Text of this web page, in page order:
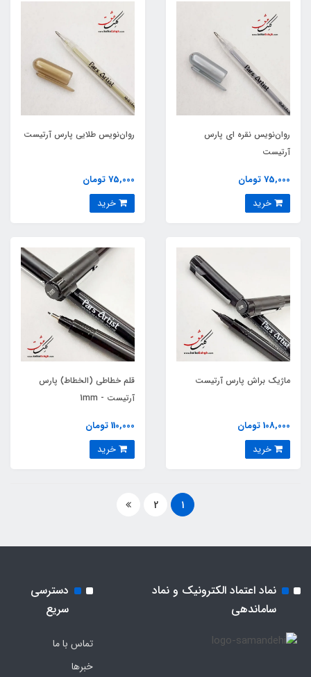
روان‌نویس نقره ای پارس
آرتیست
75,000 تومان
روان‌نویس طلایی پارس آرتیست
75,000 تومان
ماژیک براش پارس آرتیست
108,000 تومان
قلم خطاطی (الخطاط) پارس
آرتیست - 1mm
110,000 تومان
1
2
نماد اعتماد الکترونیک و نماد
ساماندهی
دسترسی
سریع
تماس با ما
خبرها